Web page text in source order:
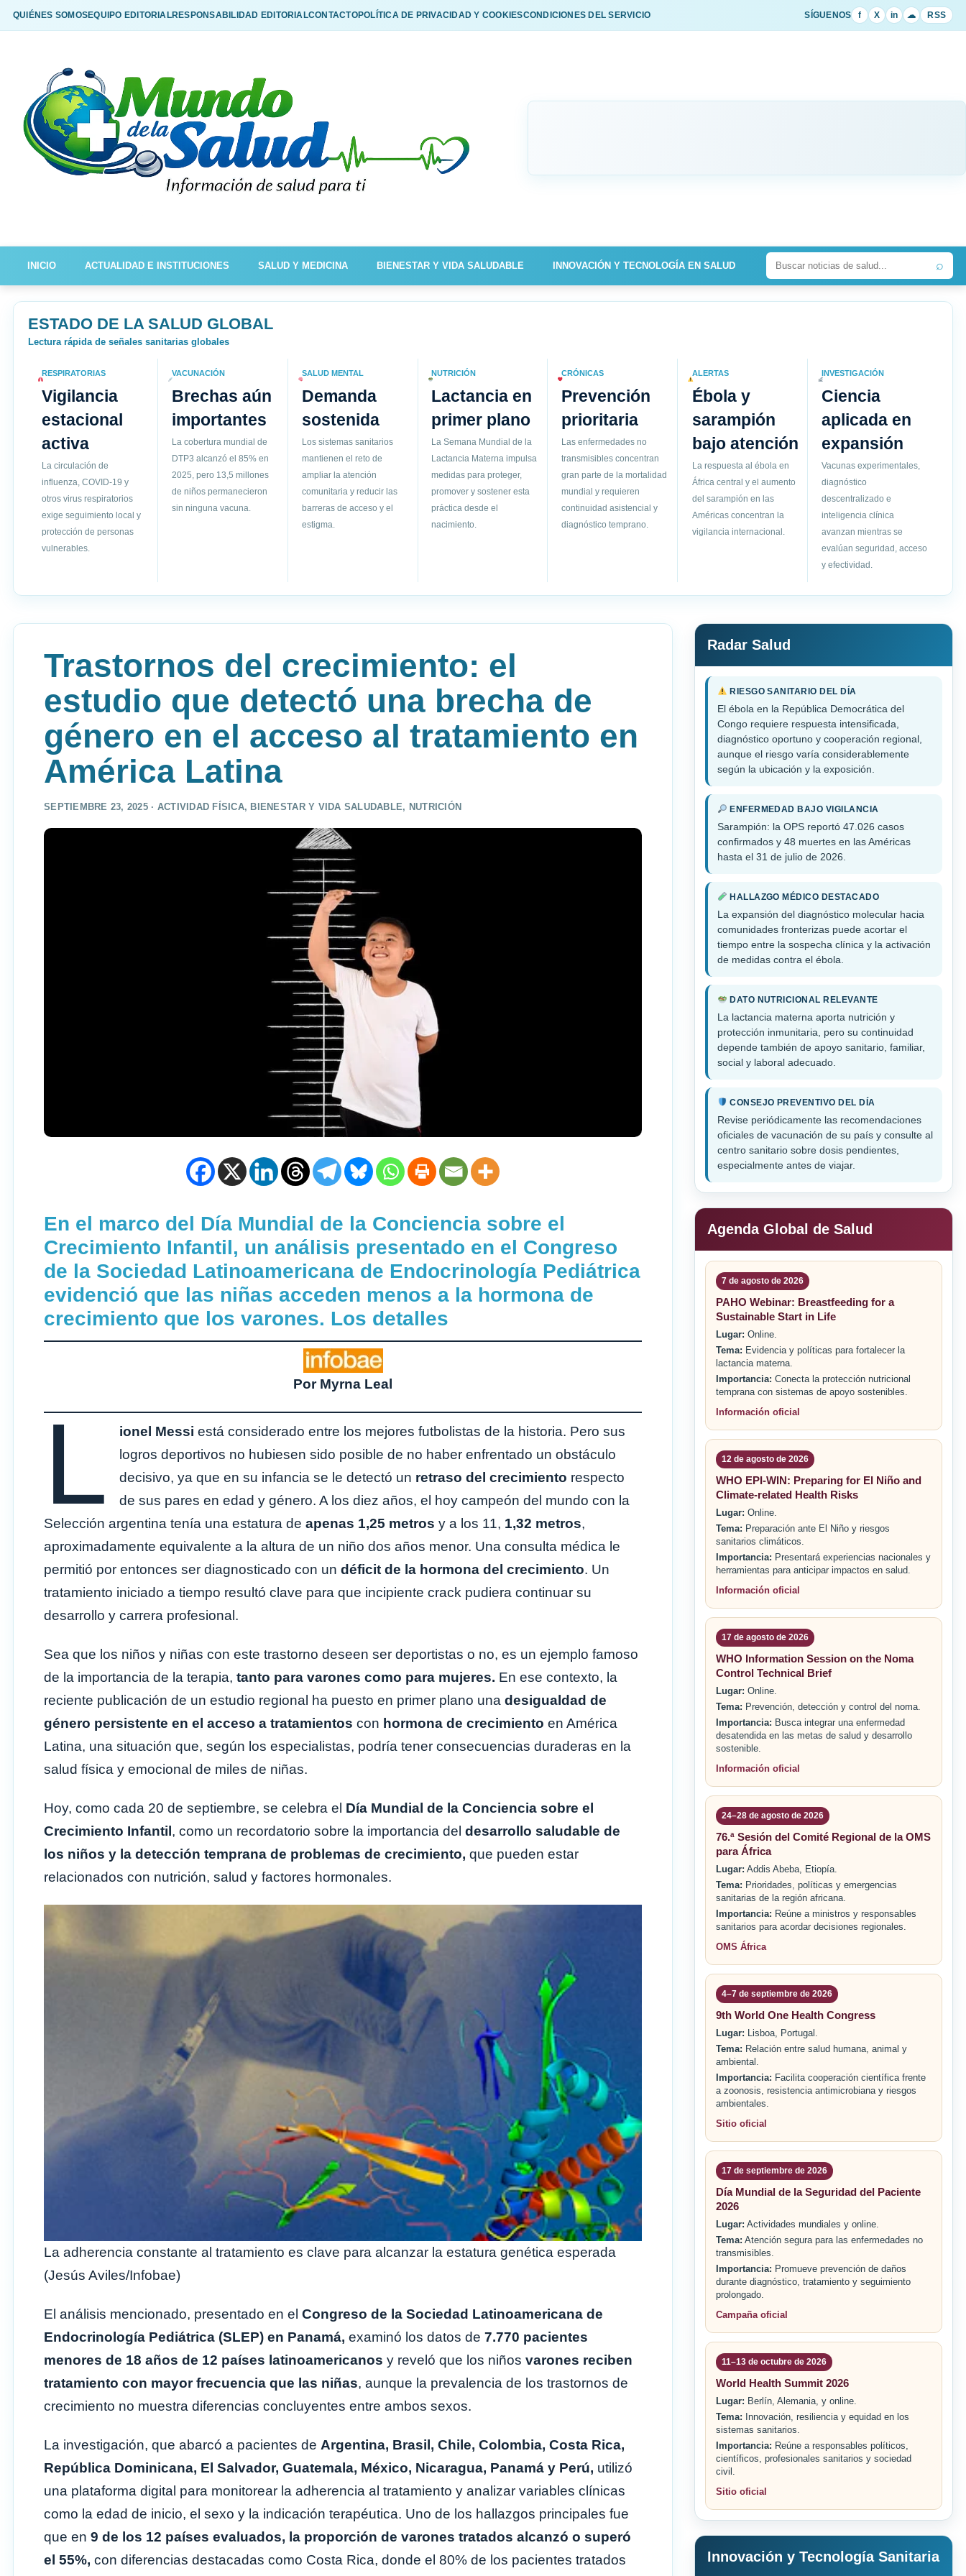
QUIÉNES SOMOSEQUIPO EDITORIALRESPONSABILIDAD EDITORIALCONTACTOPOLÍTICA DE PRIVACIDAD Y COOKIESCONDICIONES DEL SERVICIO SÍGUENOS f X in ☁ RSS
INICIO ACTUALIDAD E INSTITUCIONES SALUD Y MEDICINA BIENESTAR Y VIDA SALUDABLE INNOVACIÓN Y TECNOLOGÍA EN SALUD ⌕
ESTADO DE LA SALUD GLOBAL
Lectura rápida de señales sanitarias globales
RESPIRATORIAS
Vigilancia
estacional
activa
La circulación de
influenza, COVID-19 y
otros virus respiratorios
exige seguimiento local y
protección de personas
vulnerables.
VACUNACIÓN
Brechas aún
importantes
La cobertura mundial de
DTP3 alcanzó el 85% en
2025, pero 13,5 millones
de niños permanecieron
sin ninguna vacuna.
SALUD MENTAL
Demanda
sostenida
Los sistemas sanitarios
mantienen el reto de
ampliar la atención
comunitaria y reducir las
barreras de acceso y el
estigma.
NUTRICIÓN
Lactancia en
primer plano
La Semana Mundial de la
Lactancia Materna impulsa
medidas para proteger,
promover y sostener esta
práctica desde el
nacimiento.
CRÓNICAS
Prevención
prioritaria
Las enfermedades no
transmisibles concentran
gran parte de la mortalidad
mundial y requieren
continuidad asistencial y
diagnóstico temprano.
ALERTAS
Ébola y
sarampión
bajo atención
La respuesta al ébola en
África central y el aumento
del sarampión en las
Américas concentran la
vigilancia internacional.
INVESTIGACIÓN
Ciencia
aplicada en
expansión
Vacunas experimentales,
diagnóstico
descentralizado e
inteligencia clínica
avanzan mientras se
evalúan seguridad, acceso
y efectividad.
Trastornos del crecimiento: el
estudio que detectó una brecha de
género en el acceso al tratamiento en
América Latina
SEPTIEMBRE 23, 2025 · ACTIVIDAD FÍSICA, BIENESTAR Y VIDA SALUDABLE, NUTRICIÓN
En el marco del Día Mundial de la Conciencia sobre el
Crecimiento Infantil, un análisis presentado en el Congreso
de la Sociedad Latinoamericana de Endocrinología Pediátrica
evidenció que las niñas acceden menos a la hormona de
crecimiento que los varones. Los detalles
Por Myrna Leal
L ionel Messi está considerado entre los mejores futbolistas de la historia. Pero sus
logros deportivos no hubiesen sido posible de no haber enfrentado un obstáculo
decisivo, ya que en su infancia se le detectó un retraso del crecimiento respecto
de sus pares en edad y género. A los diez años, el hoy campeón del mundo con la
Selección argentina tenía una estatura de apenas 1,25 metros y a los 11, 1,32 metros,
aproximadamente equivalente a la altura de un niño dos años menor. Una consulta médica le
permitió por entonces ser diagnosticado con un déficit de la hormona del crecimiento. Un
tratamiento iniciado a tiempo resultó clave para que incipiente crack pudiera continuar su
desarrollo y carrera profesional.
Sea que los niños y niñas con este trastorno deseen ser deportistas o no, es un ejemplo famoso
de la importancia de la terapia, tanto para varones como para mujeres. En ese contexto, la
reciente publicación de un estudio regional ha puesto en primer plano una desigualdad de
género persistente en el acceso a tratamientos con hormona de crecimiento en América
Latina, una situación que, según los especialistas, podría tener consecuencias duraderas en la
salud física y emocional de miles de niñas.
Hoy, como cada 20 de septiembre, se celebra el Día Mundial de la Conciencia sobre el
Crecimiento Infantil, como un recordatorio sobre la importancia del desarrollo saludable de
los niños y la detección temprana de problemas de crecimiento, que pueden estar
relacionados con nutrición, salud y factores hormonales.
La adherencia constante al tratamiento es clave para alcanzar la estatura genética esperada
(Jesús Aviles/Infobae)
El análisis mencionado, presentado en el Congreso de la Sociedad Latinoamericana de
Endocrinología Pediátrica (SLEP) en Panamá, examinó los datos de 7.770 pacientes
menores de 18 años de 12 países latinoamericanos y reveló que los niños varones reciben
tratamiento con mayor frecuencia que las niñas, aunque la prevalencia de los trastornos de
crecimiento no muestra diferencias concluyentes entre ambos sexos.
La investigación, que abarcó a pacientes de Argentina, Brasil, Chile, Colombia, Costa Rica,
República Dominicana, El Salvador, Guatemala, México, Nicaragua, Panamá y Perú, utilizó
una plataforma digital para monitorear la adherencia al tratamiento y analizar variables clínicas
como la edad de inicio, el sexo y la indicación terapéutica. Uno de los hallazgos principales fue
que en 9 de los 12 países evaluados, la proporción de varones tratados alcanzó o superó
el 55%, con diferencias destacadas como Costa Rica, donde el 80% de los pacientes tratados
Radar Salud
RIESGO SANITARIO DEL DÍA
El ébola en la República Democrática del
Congo requiere respuesta intensificada,
diagnóstico oportuno y cooperación regional,
aunque el riesgo varía considerablemente
según la ubicación y la exposición.
ENFERMEDAD BAJO VIGILANCIA
Sarampión: la OPS reportó 47.026 casos
confirmados y 48 muertes en las Américas
hasta el 31 de julio de 2026.
HALLAZGO MÉDICO DESTACADO
La expansión del diagnóstico molecular hacia
comunidades fronterizas puede acortar el
tiempo entre la sospecha clínica y la activación
de medidas contra el ébola.
DATO NUTRICIONAL RELEVANTE
La lactancia materna aporta nutrición y
protección inmunitaria, pero su continuidad
depende también de apoyo sanitario, familiar,
social y laboral adecuado.
CONSEJO PREVENTIVO DEL DÍA
Revise periódicamente las recomendaciones
oficiales de vacunación de su país y consulte al
centro sanitario sobre dosis pendientes,
especialmente antes de viajar.
Agenda Global de Salud
7 de agosto de 2026
PAHO Webinar: Breastfeeding for a
Sustainable Start in Life
Lugar: Online.
Tema: Evidencia y políticas para fortalecer la
lactancia materna.
Importancia: Conecta la protección nutricional
temprana con sistemas de apoyo sostenibles.
Información oficial
12 de agosto de 2026
WHO EPI-WIN: Preparing for El Niño and
Climate-related Health Risks
Lugar: Online.
Tema: Preparación ante El Niño y riesgos
sanitarios climáticos.
Importancia: Presentará experiencias nacionales y
herramientas para anticipar impactos en salud.
Información oficial
17 de agosto de 2026
WHO Information Session on the Noma
Control Technical Brief
Lugar: Online.
Tema: Prevención, detección y control del noma.
Importancia: Busca integrar una enfermedad
desatendida en las metas de salud y desarrollo
sostenible.
Información oficial
24–28 de agosto de 2026
76.ª Sesión del Comité Regional de la OMS
para África
Lugar: Addis Abeba, Etiopía.
Tema: Prioridades, políticas y emergencias
sanitarias de la región africana.
Importancia: Reúne a ministros y responsables
sanitarios para acordar decisiones regionales.
OMS África
4–7 de septiembre de 2026
9th World One Health Congress
Lugar: Lisboa, Portugal.
Tema: Relación entre salud humana, animal y
ambiental.
Importancia: Facilita cooperación científica frente
a zoonosis, resistencia antimicrobiana y riesgos
ambientales.
Sitio oficial
17 de septiembre de 2026
Día Mundial de la Seguridad del Paciente
2026
Lugar: Actividades mundiales y online.
Tema: Atención segura para las enfermedades no
transmisibles.
Importancia: Promueve prevención de daños
durante diagnóstico, tratamiento y seguimiento
prolongado.
Campaña oficial
11–13 de octubre de 2026
World Health Summit 2026
Lugar: Berlín, Alemania, y online.
Tema: Innovación, resiliencia y equidad en los
sistemas sanitarios.
Importancia: Reúne a responsables políticos,
científicos, profesionales sanitarios y sociedad
civil.
Sitio oficial
Innovación y Tecnología Sanitaria